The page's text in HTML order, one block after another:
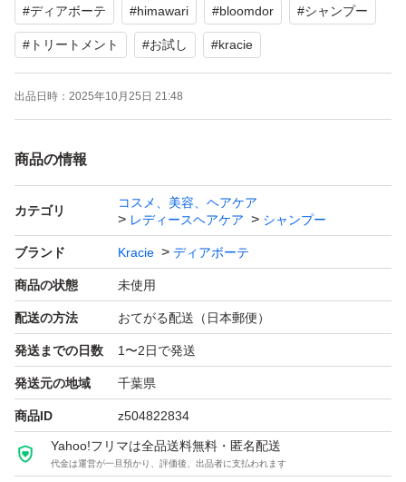
【色】イエロー系
【内容量】各10ml
【状態】未開封の新品です。
#ディアボーテ #himawari #bloomdor #シャンプー
# トリートメント #お試し #kracie
出品日時： 2025年10月25日 21:48
商品の情報
カテゴリ
コスメ、美容、ヘアケア
レディースヘアケア
シャンプー
ブランド Kracie ディアボーテ
商品の状態 未使用
配送の方法 おてがる配送（日本郵便）
発送までの日数 1〜2日で発送
発送元の地域 千葉県
商品ID z504822834
Yahoo!フリマは全品送料無料・匿名配送
代金は運営が一旦預かり、評価後、出品者に支払われます